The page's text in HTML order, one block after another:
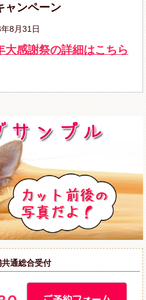
ャンペーン
8月31日
感謝祭の詳細はこちら
通総合受付